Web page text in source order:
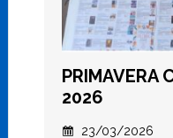
PRIMAVERA
2026
23/03/2026